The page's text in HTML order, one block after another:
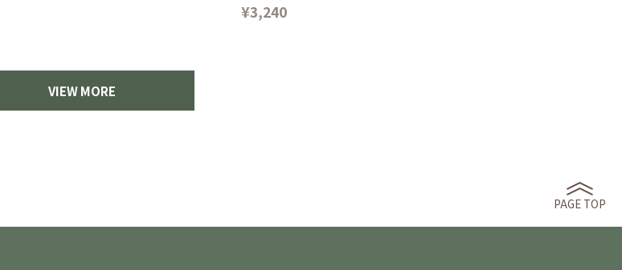
¥3,240
VIEW MORE
PAGE TOP